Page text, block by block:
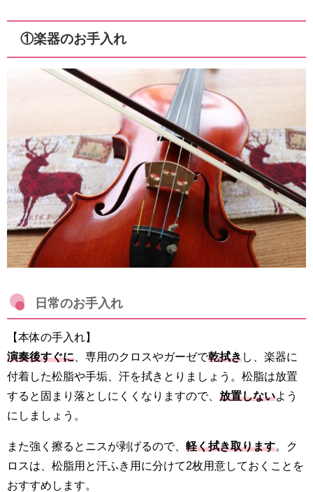
①楽器のお手入れ
日常のお手入れ
【本体の手入れ】
演奏後すぐに 、専用のクロスやガーゼで乾拭きし、楽器に
付着した松脂や手垢、汗を拭きとりましょう。松脂は放置
すると固まり落としにくくなりますので、 放置しない よう
にしましょう。
また強く擦るとニスが剥げるので、 軽く拭き取ります 。ク
ロスは、松脂用と汗ふき用に分けて2枚用意しておくことを
おすすめします。